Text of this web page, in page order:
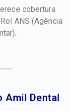
cobertura
ANS (Agência
Amil Dental